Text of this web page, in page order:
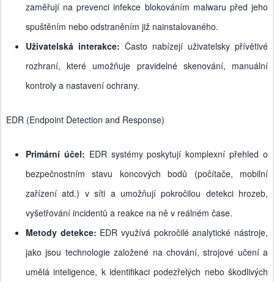
zaměřují na prevenci infekce blokováním malwaru před jeho
spuštěním nebo odstraněním již nainstalovaného.
Uživatelská interakce: Často nabízejí uživatelsky přívětivé
rozhraní, které umožňuje pravidelné skenování, manuální
kontroly a nastavení ochrany.
EDR (Endpoint Detection and Response)
Primární účel: EDR systémy poskytují komplexní přehled o
bezpečnostním stavu koncových bodů (počítače, mobilní
zařízení atd.) v síti a umožňují pokročilou detekci hrozeb,
vyšetřování incidentů a reakce na ně v reálném čase.
Metody detekce: EDR využívá pokročilé analytické nástroje,
jako jsou technologie založené na chování, strojové učení a
umělá inteligence, k identifikaci podezřelých nebo škodlivých